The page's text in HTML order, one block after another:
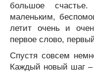
большое
маленьким,
летит очень и
первое слово,
Спустя совсем
Каждый новый шаг